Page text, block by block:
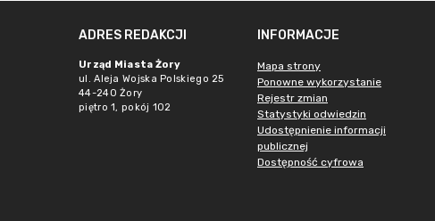
ADRES REDAKCJI
Urząd Miasta Żory
ul. Aleja Wojska Polskiego 25
44-240 Żory
piętro 1, pokój 102
INFORMACJE
Mapa strony
Ponowne wykorzystanie
Rejestr zmian
Statystyki odwiedzin
Udostępnienie informacji
publicznej
Dostępność cyfrowa